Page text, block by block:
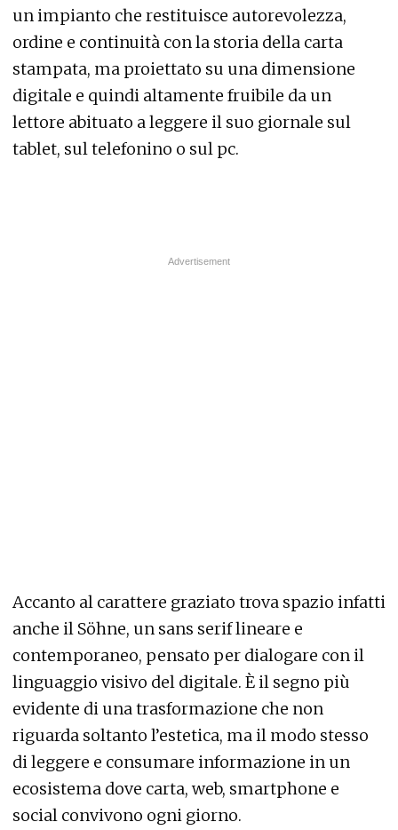
un impianto che restituisce autorevolezza,
ordine e continuità con la storia della carta
stampata, ma proiettato su una dimensione
digitale e quindi altamente fruibile da un
lettore abituato a leggere il suo giornale sul
tablet, sul telefonino o sul pc.
Accanto al carattere graziato trova spazio infatti
anche il Söhne, un sans serif lineare e
contemporaneo, pensato per dialogare con il
linguaggio visivo del digitale. È il segno più
evidente di una trasformazione che non
riguarda soltanto l’estetica, ma il modo stesso
di leggere e consumare informazione in un
ecosistema dove carta, web, smartphone e
social convivono ogni giorno.